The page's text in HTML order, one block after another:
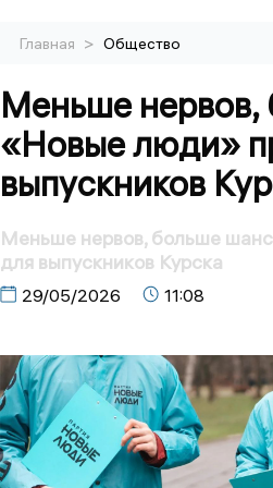
Главная > Общество
Меньше нервов,
«Новые люди»
выпускников
Меньше нервов, больше
для выпускников Курска
29/05/2026 11:08